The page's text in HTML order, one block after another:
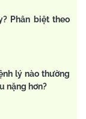
Phân biệt theo
lý nào thường
nặng hơn?